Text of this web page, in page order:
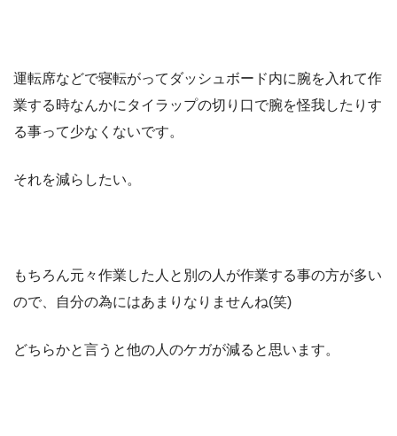
運転席などで寝転がってダッシュボード内に腕を入れて作
業する時なんかにタイラップの切り口で腕を怪我したりす
る事って少なくないです。
それを減らしたい。
もちろん元々作業した人と別の人が作業する事の方が多い
ので、自分の為にはあまりなりませんね(笑)
どちらかと言うと他の人のケガが減ると思います。